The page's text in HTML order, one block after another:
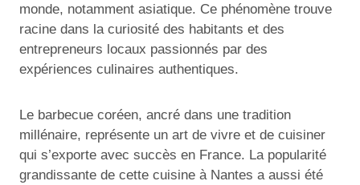
monde, notamment asiatique. Ce phénomène trouve
racine dans la curiosité des habitants et des
entrepreneurs locaux passionnés par des
expériences culinaires authentiques.
Le barbecue coréen, ancré dans une tradition
millénaire, représente un art de vivre et de cuisiner
qui s’exporte avec succès en France. La popularité
grandissante de cette cuisine à Nantes a aussi été